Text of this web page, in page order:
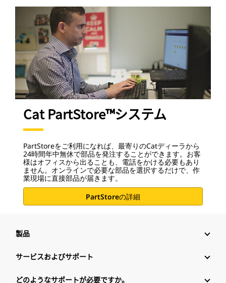
Cat PartStore™システム
PartStoreをご利用になれば、最寄りのCatディーラから
24時間年中無休で部品を発注することができます。お客
様はオフィスから出ることも、電話をかける必要もあり
ません。オンラインで必要な部品を選択するだけで、作
業現場に直接部品が届きます。
PartStoreの詳細
製品
サービスおよびサポート
どのようなサポートが必要ですか。